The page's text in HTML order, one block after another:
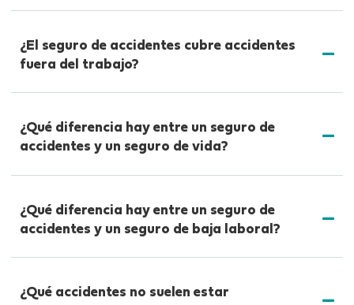
¿El seguro de accidentes cubre accidentes
fuera del trabajo?
¿Qué diferencia hay entre un seguro de
accidentes y un seguro de vida?
¿Qué diferencia hay entre un seguro de
accidentes y un seguro de baja laboral?
¿Qué accidentes no suelen estar